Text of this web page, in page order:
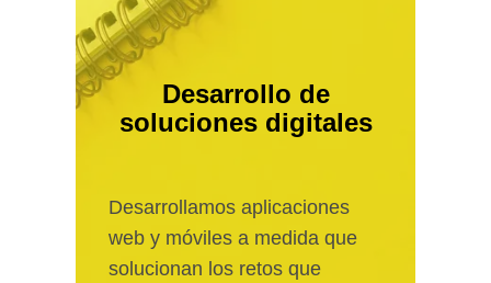
Desarrollo de
soluciones digitales
Desarrollamos aplicaciones
web y móviles a medida que
solucionan los retos que